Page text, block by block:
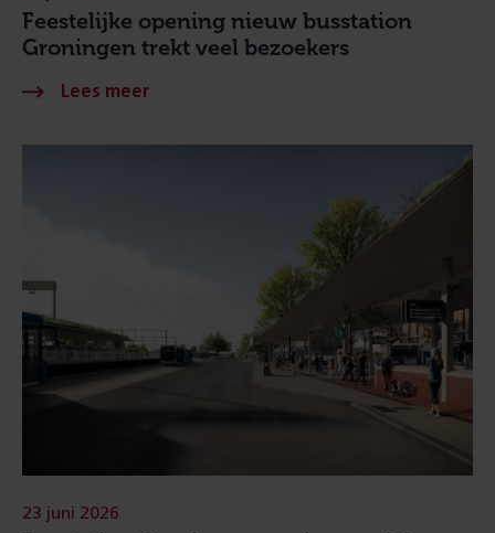
Feestelijke opening nieuw busstation
Groningen trekt veel bezoekers
23 juni 2026